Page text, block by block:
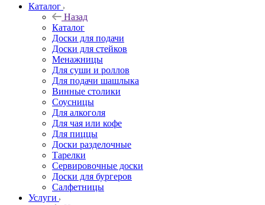
Каталог
Назад
Каталог
Доски для подачи
Доски для стейков
Менажницы
Для суши и роллов
Для подачи шашлыка
Винные столики
Соусницы
Для алкоголя
Для чая или кофе
Для пиццы
Доски разделочные
Тарелки
Сервировочные доски
Доски для бургеров
Салфетницы
Услуги